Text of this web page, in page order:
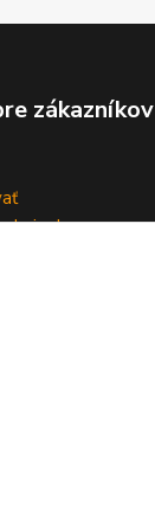
zákazníkov